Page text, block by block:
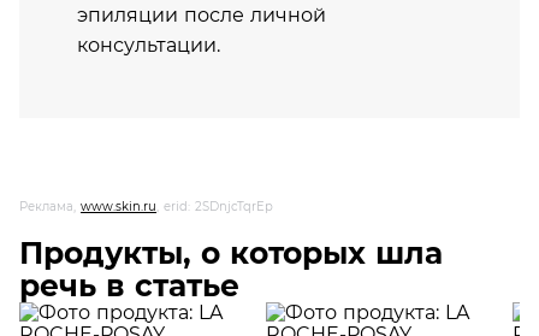
эпиляции после личной
консультации.
Реклама, www.skin.ru, erid: 2SDnjcTqrEp
Продукты, о которых шла
речь в статье